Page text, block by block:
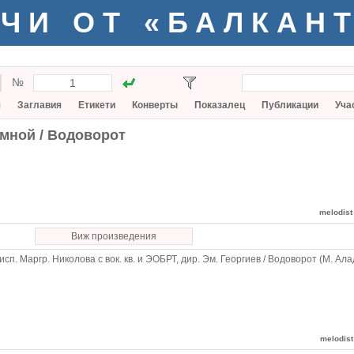
ОТ
№
Заглавия Етикети Конверты Показалец Публикации
/ Водоворот
melodist
Виж произведения
Маргр. Николова с вок. кв. и ЭОБРТ, дир. Эм. Георгиев / Водоворот (М.
melodist